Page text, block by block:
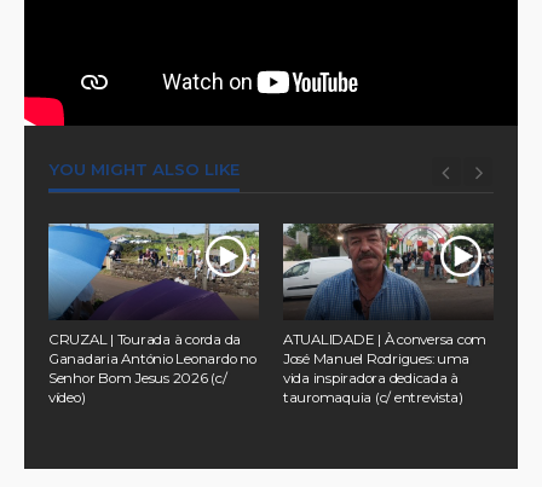
YOU MIGHT ALSO LIKE
CRUZAL | Tourada à corda da
Ganadaria António Leonardo no
Senhor Bom Jesus 2026 (c/
vídeo)
ATUALIDADE | À conversa com
José Manuel Rodrigues: uma
vida inspiradora dedicada à
tauromaquia (c/ entrevista)